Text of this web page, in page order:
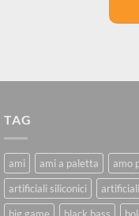
TAG
ami ami a paletta amo
artificiali siliconici